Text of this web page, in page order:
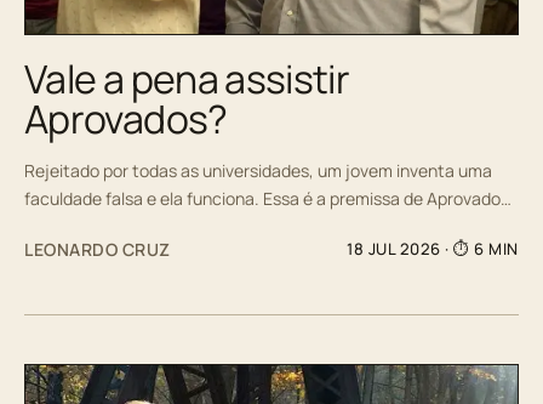
Vale a pena assistir
Aprovados?
Rejeitado por todas as universidades, um jovem inventa uma
faculdade falsa e ela funciona. Essa é a premissa de Aprovado…
LEONARDO CRUZ 18 JUL 2026 · ⏱ 6 MIN